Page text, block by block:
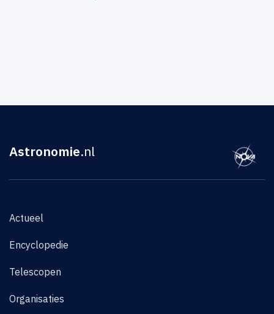
Astronomie.nl
Actueel
Encyclopedie
Telescopen
Organisaties